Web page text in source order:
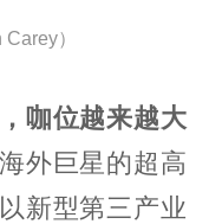
）
咖位越来越大
外巨星的超高
新型第三产业